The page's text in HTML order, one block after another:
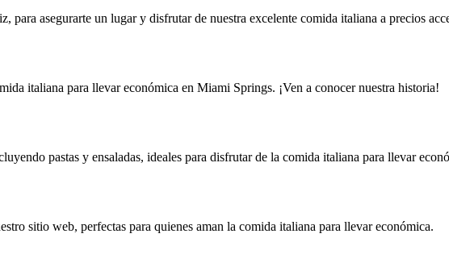
para asegurarte un lugar y disfrutar de nuestra excelente comida italiana a precios
italiana para llevar económica en Miami Springs. ¡Ven a conocer nuestra historia!
pastas y ensaladas, ideales para disfrutar de la comida italiana para llevar
sitio web, perfectas para quienes aman la comida italiana para llevar económica.